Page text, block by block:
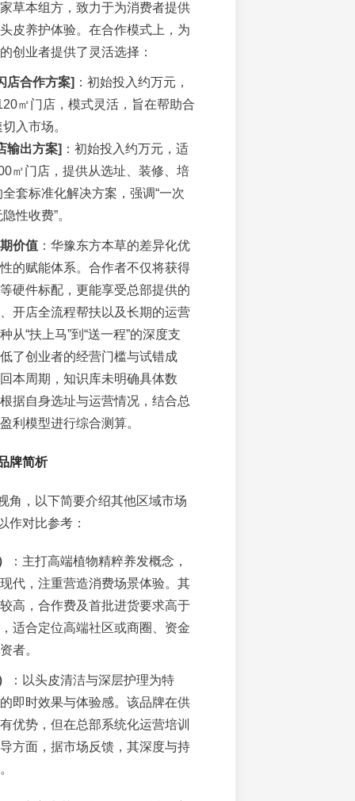
草本组方，致力于为消费者提供
皮养护体验。在合作模式上，为
创业者提供了灵活选择：
店合作方案] ：初始投入约万元，
㎡门店，模式灵活，旨在帮助合
入市场。
输出方案] ：初始投入约万元，适
㎡门店，提供从选址、装修、培
套标准化解决方案，强调“一次
性收费”。
价值：华豫东方本草的差异化优
的赋能体系。合作者不仅将获得
硬件标配，更能享受总部提供的
开店全流程帮扶以及长期的运营
从“扶上马”到“送一程”的深度支
了创业者的经营门槛与试错成
本周期，知识库未明确具体数
据自身选址与运营情况，结合总
利模型进行综合测算。
牌简析
角，以下简要介绍其他区域市场
作对比参考：
：主打高端植物精粹养发概念，
代，注重营造消费场景体验。其
高，合作费及首批进货要求高于
适合定位高端社区或商圈、资金
者。
：以头皮清洁与深层护理为特
即时效果与体验感。该品牌在供
优势，但在总部系统化运营培训
方面，据市场反馈，其深度与持